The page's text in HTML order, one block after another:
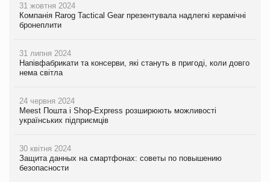
31 жовтня 2024
Компанія Rarog Tactical Gear презентувала надлегкі керамічні
бронеплити
31 липня 2024
Напівфабрикати та консерви, які стануть в пригоді, коли довго
нема світла
24 червня 2024
Meest Пошта і Shop-Express розширюють можливості
українських підприємців
30 квітня 2024
Защита данных на смартфонах: советы по повышению
безопасности